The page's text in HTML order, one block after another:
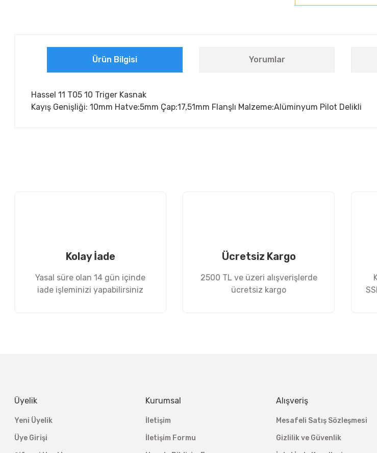
Ürün Bilgisi Yorumlar
Hassel 11 T05 10 Triger Kasnak
Kayış Genişliği: 10mm Hatve:5mm Çap:17,51mm Flanşlı Malzeme:Alüminyum Pilot Delikli
Kolay İade
Yasal süre olan 14 gün içinde
iade işleminizi yapabilirsiniz
Ücretsiz Kargo
2500 TL ve üzeri alışverişlerde
ücretsiz kargo
Üyelik
Yeni Üyelik
Üye Girişi
Kurumsal
İletişim
İletişim Formu
Alışveriş
Mesafeli Satış Sözleşmesi
Gizlilik ve Güvenlik